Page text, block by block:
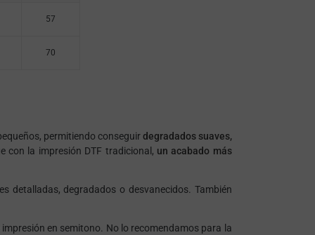
57
70
permitiendo conseguirdegradados suaves,
con la impresión DTF tradicional, un acabado más
detalladas, degradados o desvanecidos. También
en semitono. No lo recomendamos para la